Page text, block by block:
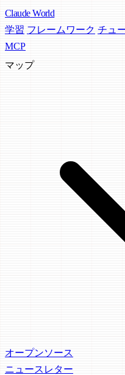
Claude World
学習 フレームワーク チュ
MCP
マップ
オープンソース
ニュースレター